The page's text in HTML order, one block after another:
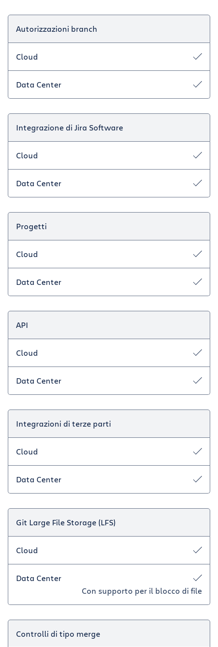
Autorizzazioni branch
Cloud
Data Center
Integrazione di Jira Software
Cloud
Data Center
Progetti
Cloud
Data Center
API
Cloud
Data Center
Integrazioni di terze parti
Cloud
Data Center
Git Large File Storage (LFS)
Cloud
Data Center
Con supporto per il blocco di file
Controlli di tipo merge